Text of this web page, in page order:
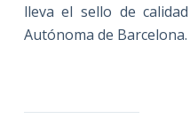
lleva el sello de
Autónoma de Barcelona.